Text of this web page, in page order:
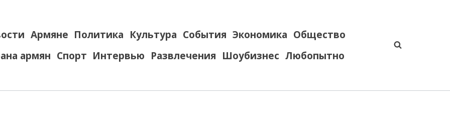
Армяне Политика Культура События Экономика Общество
армян Спорт Интервью Развлечения Шоубизнес Любопытно